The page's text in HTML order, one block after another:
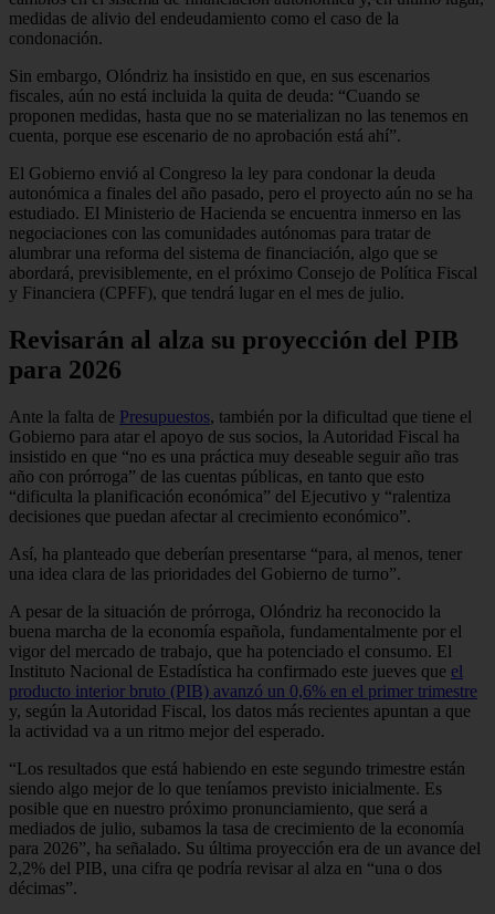
medidas de alivio del endeudamiento como el caso de la
condonación.
Sin embargo, Olóndriz ha insistido en que, en sus escenarios
fiscales, aún no está incluida la quita de deuda: “Cuando se
proponen medidas, hasta que no se materializan no las tenemos en
cuenta, porque ese escenario de no aprobación está ahí”.
El Gobierno envió al Congreso la ley para condonar la deuda
autonómica a finales del año pasado, pero el proyecto aún no se ha
estudiado. El Ministerio de Hacienda se encuentra inmerso en las
negociaciones con las comunidades autónomas para tratar de
alumbrar una reforma del sistema de financiación, algo que se
abordará, previsiblemente, en el próximo Consejo de Política Fiscal
y Financiera (CPFF), que tendrá lugar en el mes de julio.
Revisarán al alza su proyección del PIB
para 2026
Ante la falta de Presupuestos, también por la dificultad que tiene el
Gobierno para atar el apoyo de sus socios, la Autoridad Fiscal ha
insistido en que “no es una práctica muy deseable seguir año tras
año con prórroga” de las cuentas públicas, en tanto que esto
“dificulta la planificación económica” del Ejecutivo y “ralentiza
decisiones que puedan afectar al crecimiento económico”.
Así, ha planteado que deberían presentarse “para, al menos, tener
una idea clara de las prioridades del Gobierno de turno”.
A pesar de la situación de prórroga, Olóndriz ha reconocido la
buena marcha de la economía española, fundamentalmente por el
vigor del mercado de trabajo, que ha potenciado el consumo. El
Instituto Nacional de Estadística ha confirmado este jueves que el
producto interior bruto (PIB) avanzó un 0,6% en el primer trimestre
y, según la Autoridad Fiscal, los datos más recientes apuntan a que
la actividad va a un ritmo mejor del esperado.
“Los resultados que está habiendo en este segundo trimestre están
siendo algo mejor de lo que teníamos previsto inicialmente. Es
posible que en nuestro próximo pronunciamiento, que será a
mediados de julio, subamos la tasa de crecimiento de la economía
para 2026”, ha señalado. Su última proyección era de un avance del
2,2% del PIB, una cifra qe podría revisar al alza en “una o dos
décimas”.